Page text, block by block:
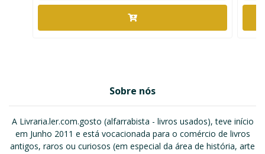
Sobre nós
A Livraria.ler.com.gosto (alfarrabista - livros usados), teve início
em Junho 2011 e está vocacionada para o comércio de livros
antigos, raros ou curiosos (em especial da área de história, arte